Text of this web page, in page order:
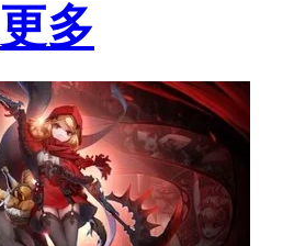
更多